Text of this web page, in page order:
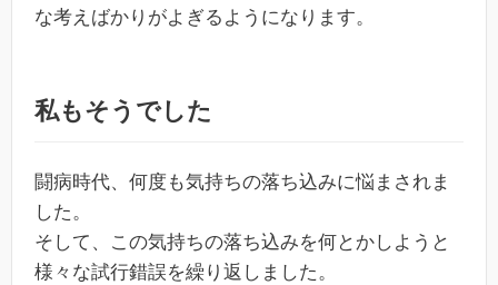
な考えばかりがよぎるようになります。
私もそうでした
闘病時代、何度も気持ちの落ち込みに悩まされま
した。
そして、この気持ちの落ち込みを何とかしようと
様々な試行錯誤を繰り返しました。